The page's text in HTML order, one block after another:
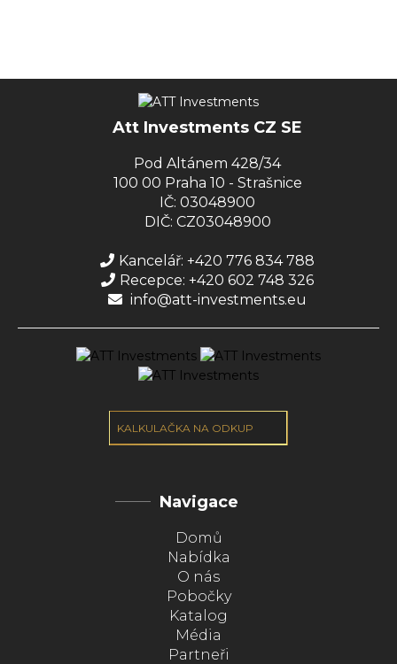
Att Investments CZ SE
Pod Altánem 428/34
100 00 Praha 10 - Strašnice
IČ: 03048900
DIČ: CZ03048900
Kancelář: +420 776 834 788
Recepce: +420 602 748 326
info@att-investments.eu
KALKULAČKA NA ODKUP
Navigace
Domů
Nabídka
O nás
Pobočky
Katalog
Média
Partneři